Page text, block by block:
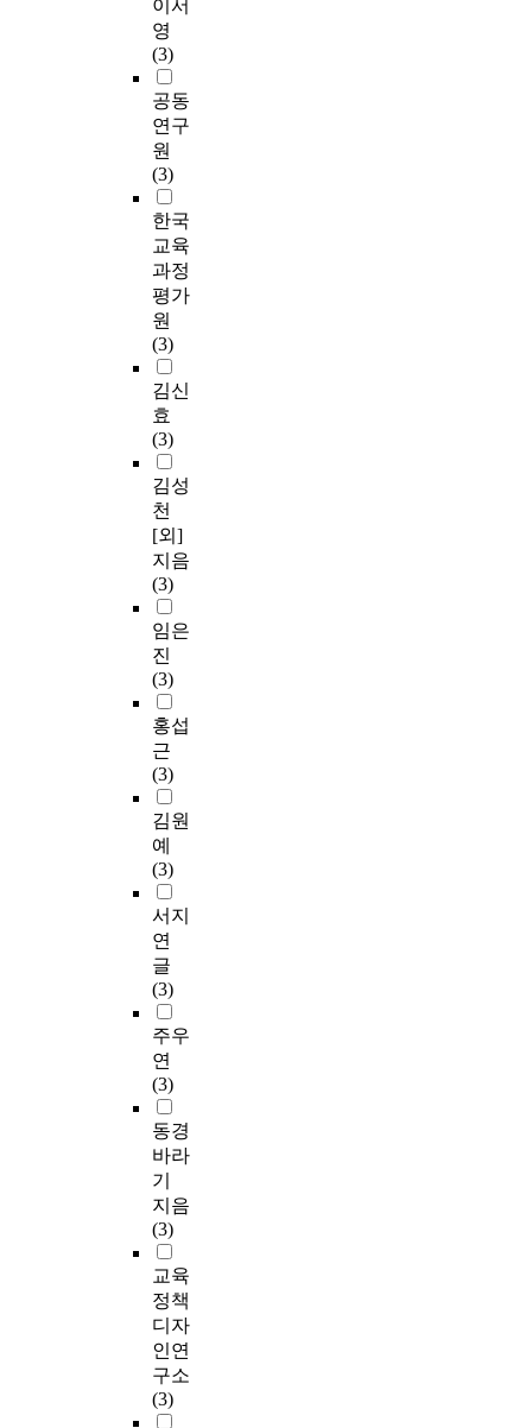
이서
영
(3)
공동
연구
원
(3)
한국
교육
과정
평가
원
(3)
김신
효
(3)
김성
천
[외]
지음
(3)
임은
진
(3)
홍섭
근
(3)
김원
예
(3)
서지
연
글
(3)
주우
연
(3)
동경
바라
기
지음
(3)
교육
정책
디자
인연
구소
(3)